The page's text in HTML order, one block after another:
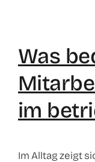
Was
im
Im Alltag zeigt